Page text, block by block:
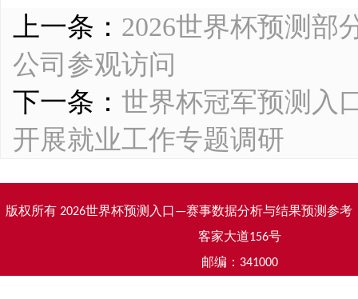
上一条： 2026世界杯预测部
公司参观访问
下一条： 世界杯冠军预测入
开展就业工作专题调研
版权所有 2026世界杯预测入口—赛事数据分析与结果预测参
客家大道156号
邮编：341000